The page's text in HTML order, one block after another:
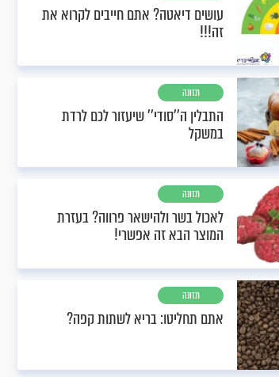
עושים דיאטה? אתם חייבים לקרוא את
זה!!!
תזונה
התבלין ה''סודי'' שיעזור לכם לרדת
במשקל
תזונה
לאכול בשר ולהישאר פרווה? בעזרת
המוצר הבא זה אפשרי!
תזונה
אתם תחליטו: בריא לשתות קפה?